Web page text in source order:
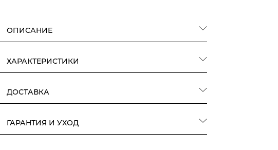
ОПИСАНИЕ
ХАРАКТЕРИСТИКИ
ДОСТАВКА
ГАРАНТИЯ И УХОД